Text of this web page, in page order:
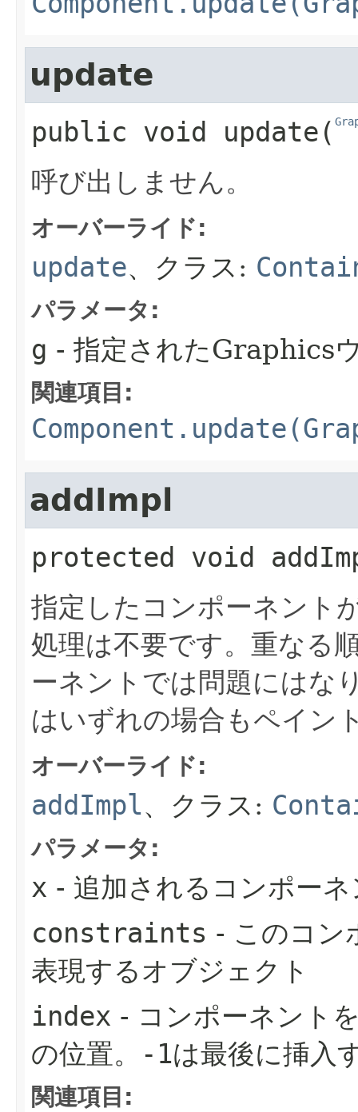
update
public void update​(
呼び出しません。
オーバーライド:
update、クラス:
パラメータ:
g - 指定されたGraphics
関連項目:
addImpl
protected void
指定したコンポーネント
処理は不要です。重なる
ーネントでは問題には
はいずれの場合もペイン
オーバーライド:
addImpl、クラス:
パラメータ:
x - 追加されるコンポー
constraints - このコン
表現するオブジェクト
index - コンポーネント
の位置。
-1は最後に挿入
関連項目: